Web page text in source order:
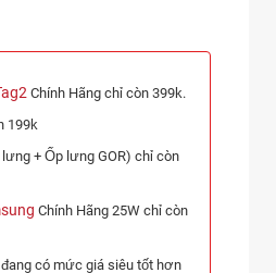
Chính Hãng chỉ còn 399k.
199k
+ Ốp lưng GOR) chỉ còn
Chính Hãng 25W chỉ còn
có mức giá siêu tốt hơn